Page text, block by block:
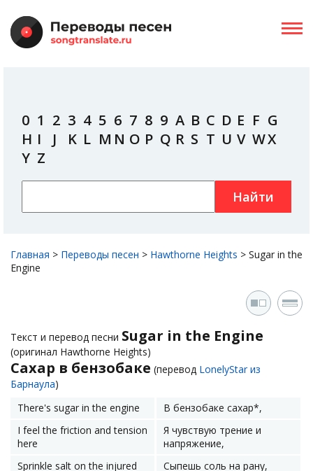
0 1 2 3 4 5 6 7 8 9 A B C D E F G
H I J K L M N O P Q R S T U V WX
Y Z
Найти
Главная > Переводы песен > Hawthorne Heights > Sugar in the
Engine
Текст и перевод песни Sugar in the Engine
(оригинал Hawthorne Heights)
Сахар в бензобаке (перевод LonelyStar из
Барнаула)
There's sugar in the engine
В бензобаке сахар*,
I feel the friction and tension
here
Я чувствую трение и
напряжение,
Sprinkle salt on the injured
Сыпешь соль на рану,